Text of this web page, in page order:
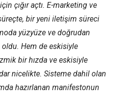
çığır açtı. E-marketing ve
bir yeni iletişim süreci
yüzyüze ve doğrudan
Hem de eskisiyle
bir hızda ve eskisiyle
nicelikte. Sisteme dahil olan
hazırlanan manifestonun